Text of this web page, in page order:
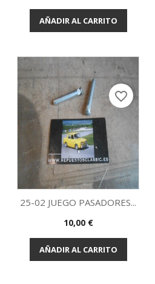
AÑADIR AL CARRITO
Vista rápida
25-02 JUEGO PASADORES...
Precio
10,00 €
AÑADIR AL CARRITO
favorite_border